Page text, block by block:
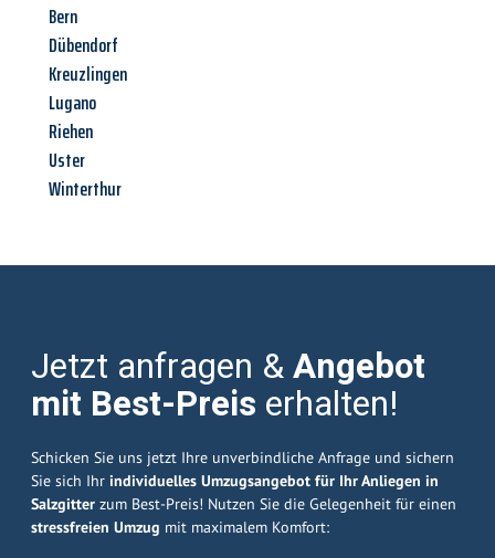
Bern
Dübendorf
Kreuzlingen
Lugano
Riehen
Uster
Winterthur
Jetzt anfragen &Angebot
mit Best-Preis erhalten!
Schicken Sie uns jetzt Ihre unverbindliche Anfrage und sichern
Sie sich Ihr individuelles Umzugsangebot für Ihr Anliegen in
Salzgitter zum Best-Preis! Nutzen Sie die Gelegenheit für einen
stressfreien Umzug mit maximalem Komfort: